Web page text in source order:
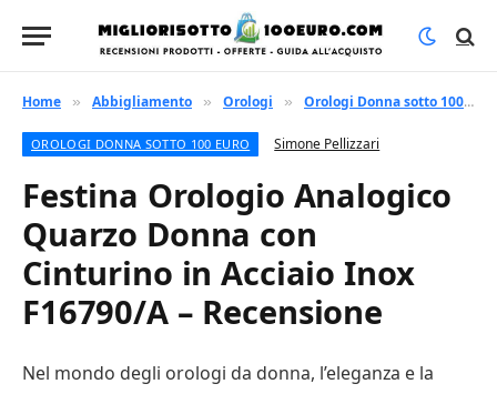
Home » Abbigliamento » Orologi » Orologi Donna sotto 100 euro
OROLOGI DONNA SOTTO 100 EURO Simone Pellizzari
Festina Orologio Analogico
Quarzo Donna con
Cinturino in Acciaio Inox
F16790/A – Recensione
Nel mondo degli orologi da donna, l’eleganza e la